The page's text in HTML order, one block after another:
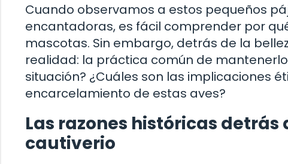
Cuando observamos a estos pequeños
encantadoras, es fácil comprender por
mascotas. Sin embargo, detrás de la
realidad: la práctica común de
situación? ¿Cuáles son las implicaciones
encarcelamiento de estas aves?
Las razones históricas
cautiverio